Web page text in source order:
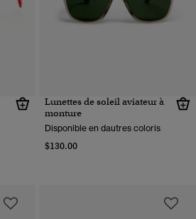
Lunettes de soleil aviateur à
monture
Disponible en dautres coloris
$130.00